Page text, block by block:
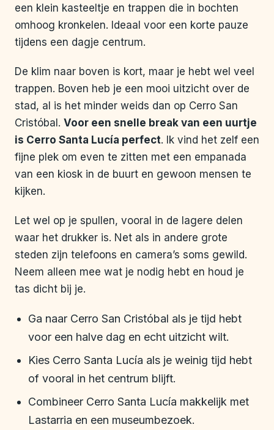
een klein kasteeltje en trappen die in bochten
omhoog kronkelen. Ideaal voor een korte pauze
tijdens een dagje centrum.
De klim naar boven is kort, maar je hebt wel veel
trappen. Boven heb je een mooi uitzicht over de
stad, al is het minder weids dan op Cerro San
Cristóbal. Voor een snelle break van een uurtje
is Cerro Santa Lucía perfect. Ik vind het zelf een
fijne plek om even te zitten met een empanada
van een kiosk in de buurt en gewoon mensen te
kijken.
Let wel op je spullen, vooral in de lagere delen
waar het drukker is. Net als in andere grote
steden zijn telefoons en camera’s soms gewild.
Neem alleen mee wat je nodig hebt en houd je
tas dicht bij je.
Ga naar Cerro San Cristóbal als je tijd hebt
voor een halve dag en echt uitzicht wilt.
Kies Cerro Santa Lucía als je weinig tijd hebt
of vooral in het centrum blijft.
Combineer Cerro Santa Lucía makkelijk met
Lastarria en een museumbezoek.